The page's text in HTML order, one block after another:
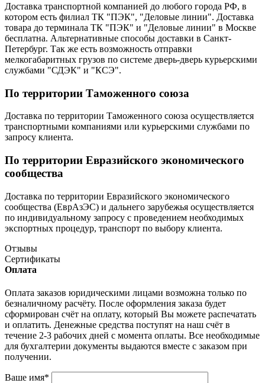
Доставка транспортной компанией до любого города РФ, в
котором есть филиал ТК "ПЭК", "Деловые линии". Доставка
товара до терминала ТК "ПЭК" и "Деловые линии" в Москве
бесплатна. Альтернативные способы доставки в Санкт-
Петербург. Так же есть возможность отправки
мелкогабаритных грузов по системе дверь-дверь курьерскими
службами "СДЭК" и "КСЭ".
По территории Таможенного союза
Доставка по территории Таможенного союза осуществляется
транспортными компаниями или курьерскими службами по
запросу клиента.
По территории Евразийского экономического
сообщества
Доставка по территории Евразийского экономического
сообщества (ЕврАзЭС) и дальнего зарубежья осуществляется
по индивидуальному запросу с проведением необходимых
экспортных процедур, транспорт по выбору клиента.
Отзывы
Сертификаты
Оплата
Оплата заказов юридическими лицами возможна только по
безналичному расчёту. После оформления заказа будет
сформирован счёт на оплату, который Вы можете распечатать
и оплатить. Денежные средства поступят на наш счёт в
течение 2-3 рабочих дней с момента оплаты. Все необходимые
для бухгалтерии документы выдаются вместе с заказом при
получении.
Ваше имя*